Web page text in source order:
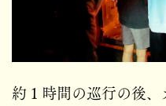
約１時間の巡行の後